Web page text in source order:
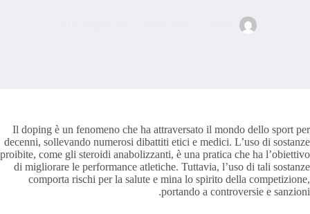
Il doping è un fenomeno che ha attraversato il mondo dello sport per
decenni, sollevando numerosi dibattiti etici e medici. L’uso di sostanze
proibite, come gli steroidi anabolizzanti, è una pratica che ha l’obiettivo
di migliorare le performance atletiche. Tuttavia, l’uso di tali sostanze
comporta rischi per la salute e mina lo spirito della competizione,
portando a controversie e sanzioni.